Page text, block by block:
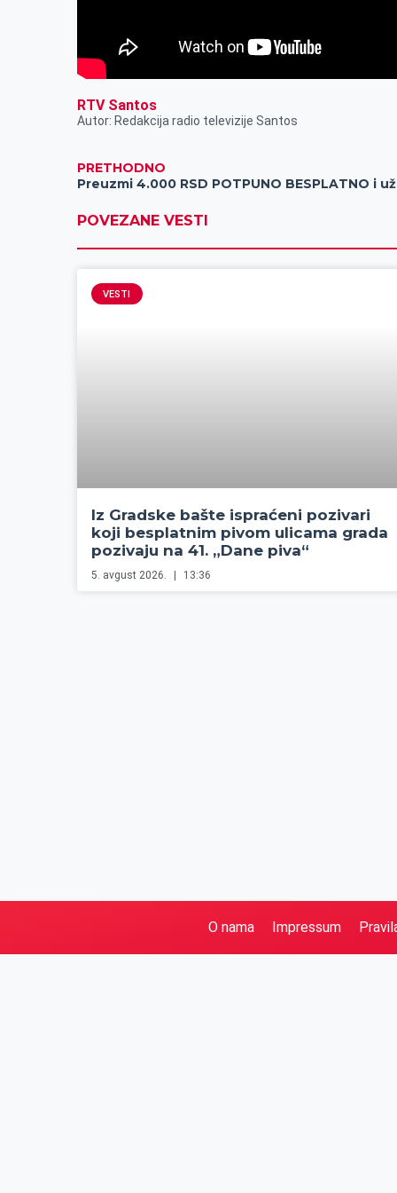
RTV Santos
Autor: Redakcija radio televizije Santos
PRETHODNO
POVEZANE VESTI
VESTI
Iz Gradske bašte ispraćeni pozivari
koji besplatnim pivom ulicama grada
pozivaju na 41. „Dane piva“
5. avgust 2026. 13:36
O nama Impressum